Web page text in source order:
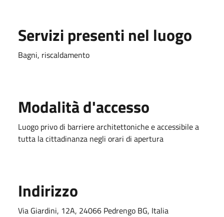
Servizi presenti nel luogo
Bagni, riscaldamento
Modalità d'accesso
Luogo privo di barriere architettoniche e accessibile a
tutta la cittadinanza negli orari di apertura
Indirizzo
Via Giardini, 12A, 24066 Pedrengo BG, Italia